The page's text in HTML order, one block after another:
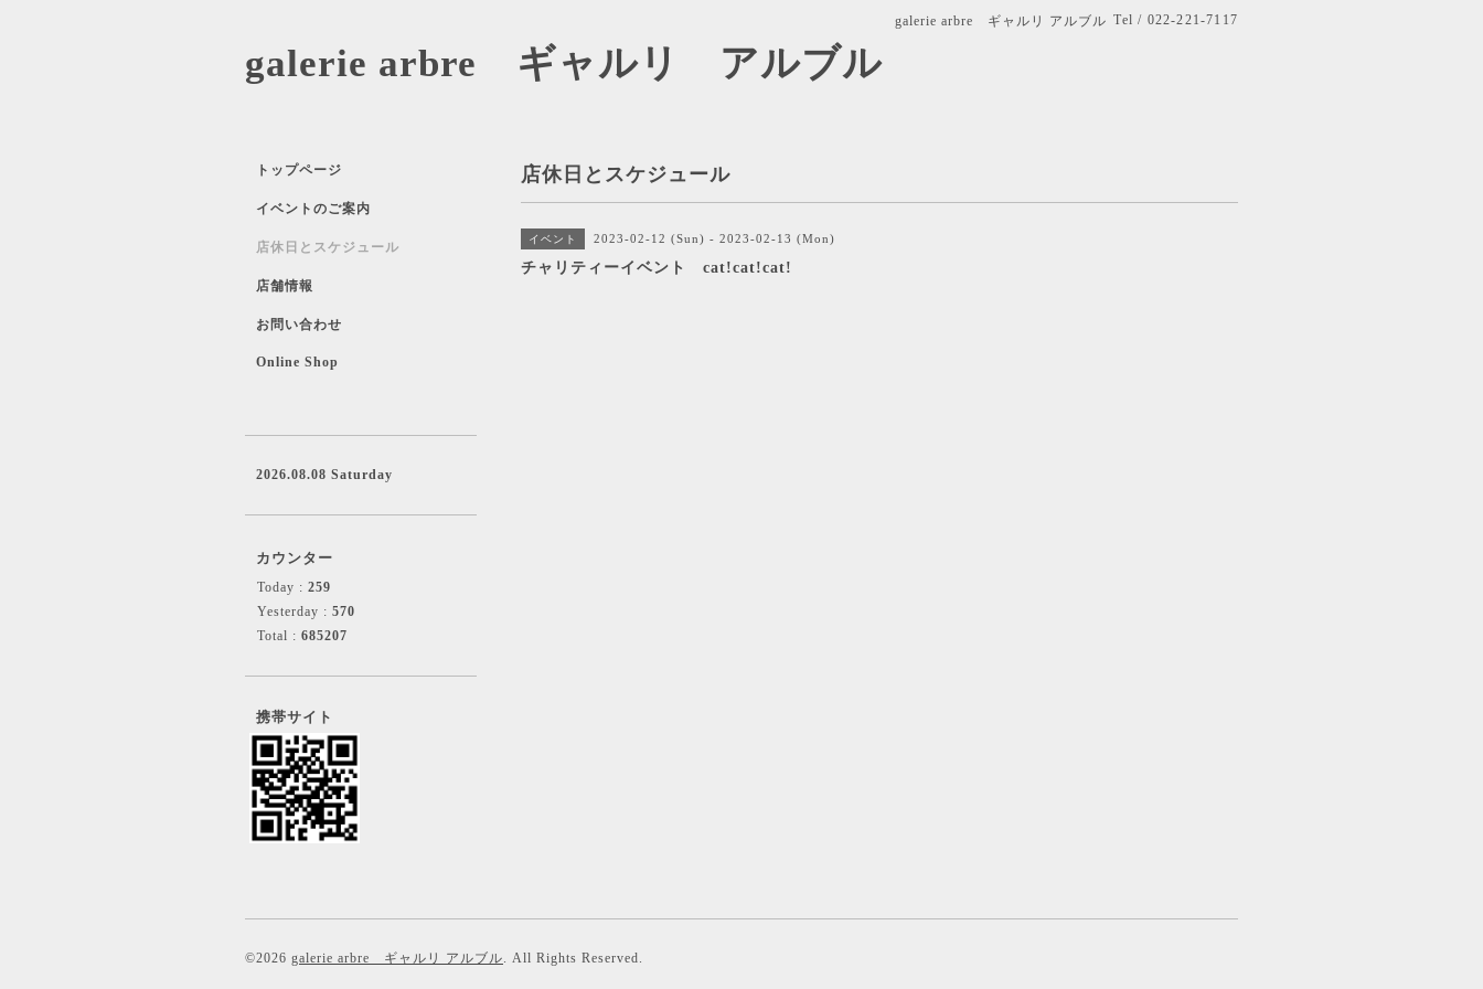
galerie arbre ギャルリ アルブル Tel / 022-221-7117
galerie arbre ギャルリ アルブル
店休日とスケジュール
イベント 2023-02-12 (Sun) - 2023-02-13 (Mon)
チャリティーイベント cat!cat!cat!
トップページ
イベントのご案内
店休日とスケジュール
店舗情報
お問い合わせ
Online Shop
2026.08.08 Saturday
カウンター
Today : 259
Yesterday : 570
Total : 685207
携帯サイト
©2026 galerie arbre ギャルリ アルブル. All Rights Reserved.